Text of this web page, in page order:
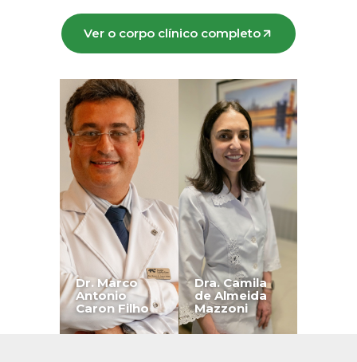
Ver o corpo clínico completo
Dr. Marco
Antonio
Caron Filho
Dra. Camila
de Almeida
Mazzoni